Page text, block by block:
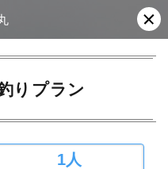
りプラン
1人